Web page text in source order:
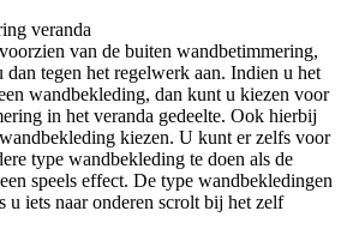
veranda
van de buiten wandbetimmering,
tegen het regelwerk aan. Indien u het
wandbekleding, dan kunt u kiezen voor
in het veranda gedeelte. Ook hierbij
kiezen. U kunt er zelfs voor
type wandbekleding te doen als de
speels effect. De type wandbekledingen
u iets naar onderen scrolt bij het zelf